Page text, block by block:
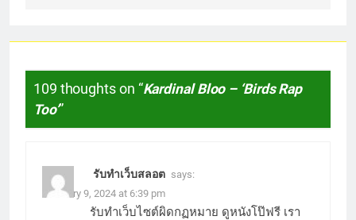
109 thoughts on “Kardinal Bloo – ‘Birds Rap
Too’”
รับทำเว็บสลอต says:
February 9, 2024 at 6:39 pm
รับทำเว็บไซต์ผิดกฏหมาย ดูหนังโป๊ฟรี เรา